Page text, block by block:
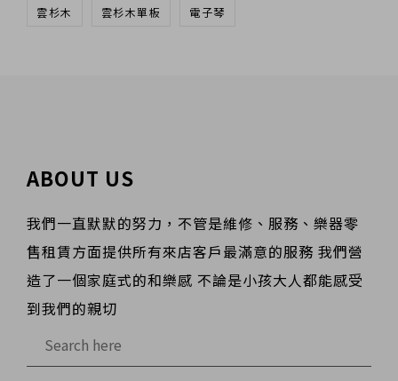
雲杉木 雲杉木單板 電子琴
ABOUT US
我們一直默默的努力，不管是維修、服務、樂器零
售租賃方面提供所有來店客戶最滿意的服務 我們營
造了一個家庭式的和樂感 不論是小孩大人都能感受
到我們的親切